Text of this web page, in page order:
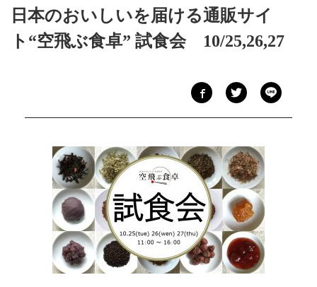
日本のおいしいを届ける通販サイ
ト“空飛ぶ食卓” 試食会 10/25,26,27